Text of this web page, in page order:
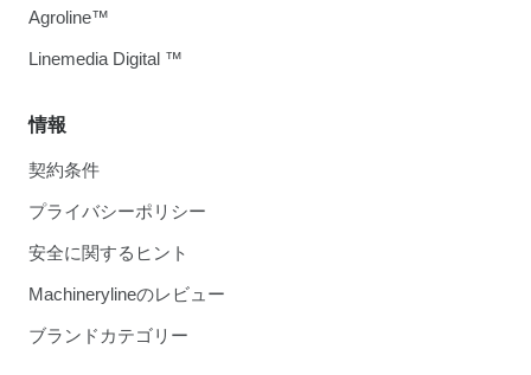
情報
契約条件
プライバシーポリシー
安全に関するヒント
Machinerylineのレビュー
ブランドカテゴリー
Agroline™
Linemedia Digital ™